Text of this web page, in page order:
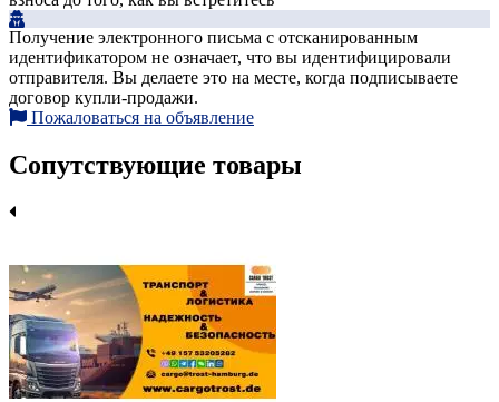
Получение электронного письма с отсканированным
идентификатором не означает, что вы идентифицировали
отправителя. Вы делаете это на месте, когда подписываете
договор купли-продажи.
Пожаловаться на объявление
Сопутствующие товары